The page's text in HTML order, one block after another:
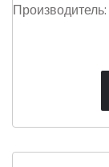
Производитель: